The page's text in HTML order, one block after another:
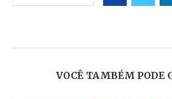
VOCÊ TAMBÉM PODE